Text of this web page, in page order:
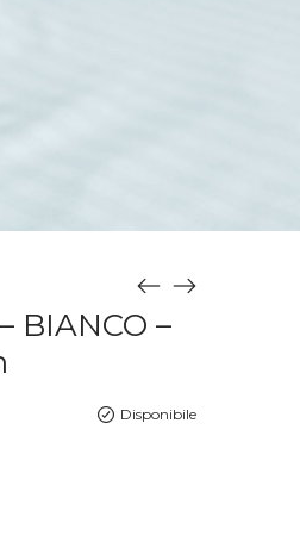
BIANCO –
Disponibile